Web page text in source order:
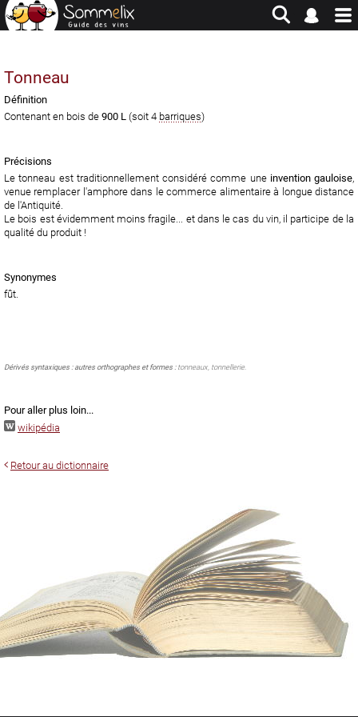
Tonneau
Définition
Contenant en bois de 900 L (soit 4 barriques)
Précisions
Le tonneau est traditionnellement considéré comme une invention gauloise,
venue remplacer l'amphore dans le commerce alimentaire à longue distance
de l'Antiquité.
Le bois est évidemment moins fragile... et dans le cas du vin, il participe de la
qualité du produit !
Synonymes
fût.
Dérivés syntaxiques : autres orthographes et formes :tonneaux, tonnellerie.
Pour aller plus loin...
wikipédia
Retour au dictionnaire
Site en jachère - Pour historique et consultation uniquement